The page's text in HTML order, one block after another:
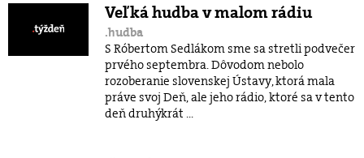
Veľká hudba v malom rádiu
.hudba
S Róbertom Sedlákom sme sa stretli podvečer
prvého septembra. Dôvodom nebolo
rozoberanie slovenskej Ústavy, ktorá mala
práve svoj Deň, ale jeho rádio, ktoré sa v tento
deň druhýkrát ...